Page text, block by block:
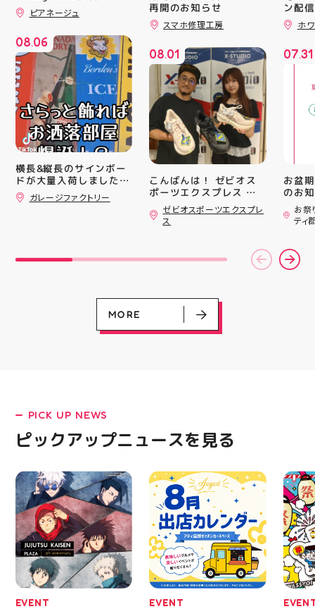
LATEST!
ピックアップニュース
ピアネージュ
08.06
横長&縦長のサインボー
ドが大量入荷しました！
さらっと飾ればあっとい
う間にお洒落空間爆誕️‍️‍️‍
ージファクトリー”へ遊
ガレージファクトリー
再開のお知らせ
スマホ修理工房
08.01
こんばんは！ ゼビオス
ポーツエクスプレス ア
ティ郡山です🦭 ・ ★本
日のラジオ★は アシッ
クスからランニングシュ
6」の紹介でした ・ 特
徴としては ☆軽量かつ
搭載し、推進力を向上さ
せました！
☆ASICSGRIPを前足部に
追加し、グリップ力を向
をカジュアルに走りたい
方や仕事履き、夏のお出
のクッションシューズに
なっています 人気ラン
ニングシューズの最新作
になります！ ・ 気にな
る方は是非、店頭に足を
運んでください！ スポ
ーツナビゲーター一同、
店頭でお待ちしておりま
す(⁠◍⁠•⁠ᴗ⁠•⁠◍⁠)⁠ ・ #ゼビオ
#アティ郡山 #福島美少
女図鑑 #照山楓香
#ASICS
ゼビオスポーツエクスプレ
ス
ン配
ッパ
￥
ーポ
ース
です
りの
ので
キャ
#歯の
ホ
07.31
お盆
のお知らせ
用い
ざい
(水)
いたしま
22:00
はプ
から
━━━━
郡山
BBQ
祭り
手ぶ
み #
ィナ
#夏の
お祭
ティ
MORE
PICK UP NEWS
ピックアップニュースを見る
EVENT EVENT